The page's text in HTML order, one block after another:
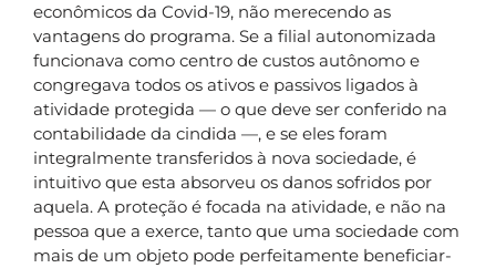
econômicos da Covid-19, não merecendo as
vantagens do programa. Se a filial autonomizada
funcionava como centro de custos autônomo e
congregava todos os ativos e passivos ligados à
atividade protegida — o que deve ser conferido na
contabilidade da cindida —, e se eles foram
integralmente transferidos à nova sociedade, é
intuitivo que esta absorveu os danos sofridos por
aquela. A proteção é focada na atividade, e não na
pessoa que a exerce, tanto que uma sociedade com
mais de um objeto pode perfeitamente beneficiar-